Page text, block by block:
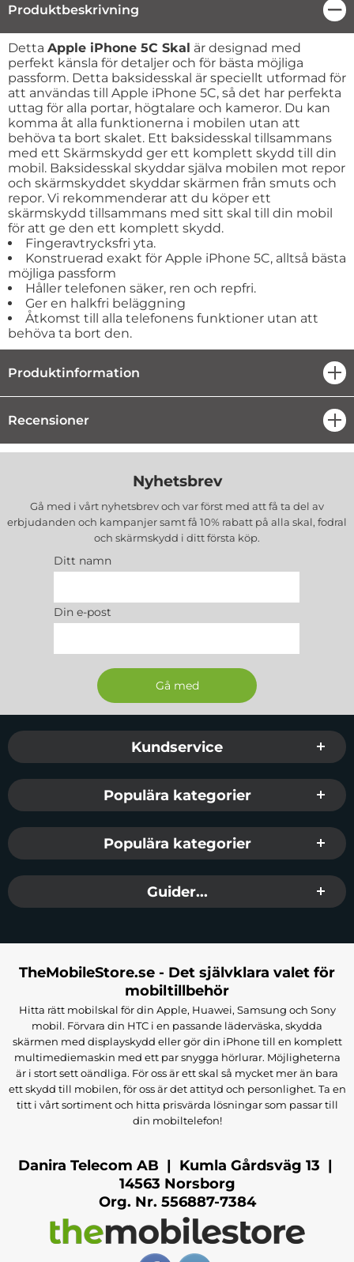
Produktbeskrivning
Produktbeskrivning
Detta Apple iPhone 5C Skal är designad med
perfekt känsla för detaljer och för bästa möjliga
passform. Detta baksidesskal är speciellt utformad för
att användas till Apple iPhone 5C, så det har perfekta
uttag för alla portar, högtalare och kameror. Du kan
komma åt alla funktionerna i mobilen utan att
behöva ta bort skalet. Ett baksidesskal tillsammans
med ett Skärmskydd ger ett komplett skydd till din
mobil. Baksidesskal skyddar själva mobilen mot repor
och skärmskyddet skyddar skärmen från smuts och
repor. Vi rekommenderar att du köper ett
skärmskydd tillsammans med sitt skal till din mobil
för att ge den ett komplett skydd.
Fingeravtrycksfri yta.
Konstruerad exakt för Apple iPhone 5C, alltså bästa
möjliga passform
Håller telefonen säker, ren och repfri.
Ger en halkfri beläggning
Åtkomst till alla telefonens funktioner utan att
behöva ta bort den.
Produktinformation
Recensioner
Nyhetsbrev
Gå med i vårt nyhetsbrev och var först med att få ta del av
erbjudanden och kampanjer samt få 10% rabatt på alla skal, fodral
och skärmskydd i ditt första köp.
Ditt namn
Din e-post
Sidfot Blandad info och länkar
Kundservice
Populära kategorier
Populära kategorier
Guider...
TheMobileStore.se - Det självklara valet för
mobiltillbehör
Hitta rätt mobilskal för din Apple, Huawei, Samsung och Sony
mobil. Förvara din HTC i en passande läderväska, skydda
skärmen med displayskydd eller gör din iPhone till en komplett
multimediemaskin med ett par snygga hörlurar. Möjligheterna
är i stort sett oändliga. För oss är ett skal så mycket mer än bara
ett skydd till mobilen, för oss är det attityd och personlighet. Ta en
titt i vårt sortiment och hitta prisvärda lösningar som passar till
din mobiltelefon!
Danira Telecom AB | Kumla Gårdsväg 13 |
14563 Norsborg
Org. Nr. 556887-7384